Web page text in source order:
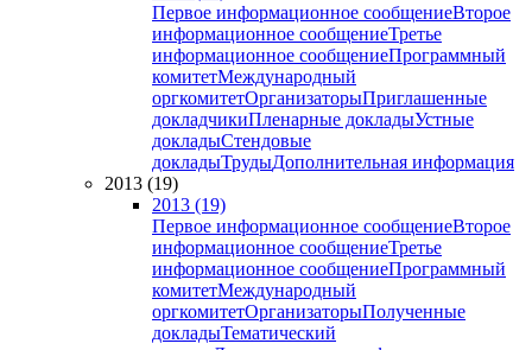
Первое информационное сообщениеВторое
информационное сообщениеТретье
информационное сообщениеПрограммный
комитетМеждународный
оргкомитетОрганизаторыПриглашенные
докладчикиПленарные докладыУстные
докладыСтендовые
докладыТрудыДополнительная информация
2013 (19)
2013 (19)
Первое информационное сообщениеВторое
информационное сообщениеТретье
информационное сообщениеПрограммный
комитетМеждународный
оргкомитетОрганизаторыПолученные
докладыТематический